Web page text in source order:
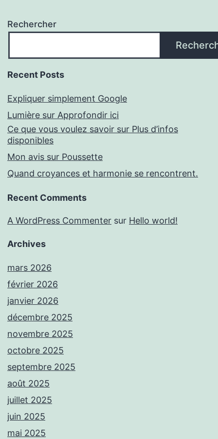
Rechercher
Recent Posts
Expliquer simplement Google
Lumière sur Approfondir ici
Ce que vous voulez savoir sur Plus d’infos
disponibles
Mon avis sur Poussette
Quand croyances et harmonie se rencontrent.
Recent Comments
A WordPress Commenter sur Hello world!
Archives
mars 2026
février 2026
janvier 2026
décembre 2025
novembre 2025
octobre 2025
septembre 2025
août 2025
juillet 2025
juin 2025
mai 2025